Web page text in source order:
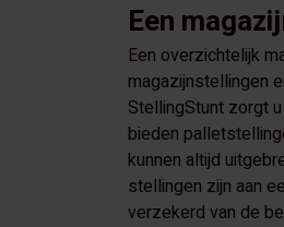
Een
Een overzichtelijk
magazijnstellingen
StellingStunt zorgt
bieden
kunnen altijd
stellingen zijn aan
verzekerd van de